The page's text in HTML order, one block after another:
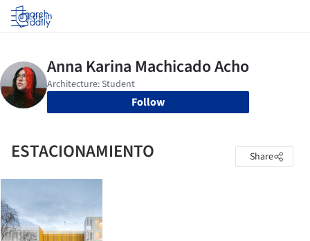
Log in
Follow
ESTACIONAMIENTO Share